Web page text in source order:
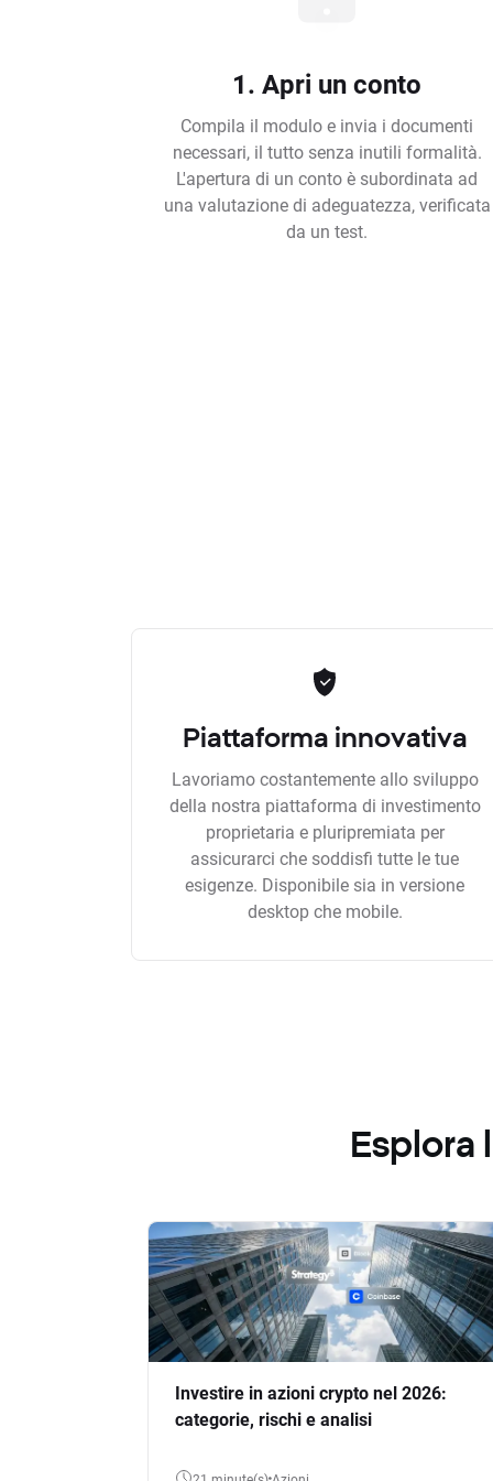
1. Apri un conto
Compila il modulo e invia i documenti
necessari, il tutto senza inutili formalità.
L'apertura di un conto è subordinata ad
una valutazione di adeguatezza, verificata
da un test.
Piattaforma innovativa
Lavoriamo costantemente allo sviluppo
della nostra piattaforma di investimento
proprietaria e pluripremiata per
assicurarci che soddisfi tutte le tue
esigenze. Disponibile sia in versione
desktop che mobile.
Esplora
Investire in azioni crypto nel 2026:
categorie, rischi e analisi